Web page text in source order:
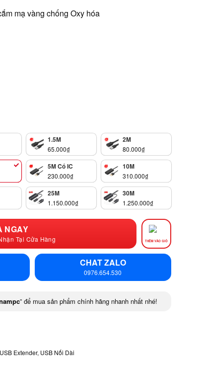
mạ vàng chống Oxy hóa
1.5M
65.000₫
2M
80.000₫
5M Có IC
230.000₫
10M
310.000₫
25M
1.150.000₫
30M
1.250.000₫
NGAY
Tại Cửa Hàng THÊM VÀO GIỎ
CHAT ZALO
0976.654.530
” để mua sản phẩm chính hãng nhanh nhất nhé!
USB Extender, USB Nối Dài